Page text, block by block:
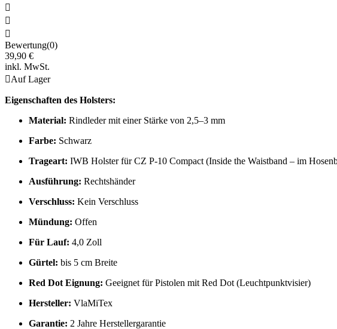



Bewertung(0)
39,90 €
inkl. MwSt.
Auf Lager
Eigenschaften des Holsters:
Material: Rindleder mit einer Stärke von 2,5–3 mm
Farbe: Schwarz
Trageart: IWB Holster für CZ P-10 Compact (Inside the Waistband – im
Ausführung: Rechtshänder
Verschluss: Kein Verschluss
Mündung: Offen
Für Lauf: 4,0 Zoll
Gürtel: bis 5 cm Breite
Red Dot Eignung: Geeignet für Pistolen mit Red Dot (Leuchtpunktvisier)
Hersteller: VlaMiTex
Garantie: 2 Jahre Herstellergarantie